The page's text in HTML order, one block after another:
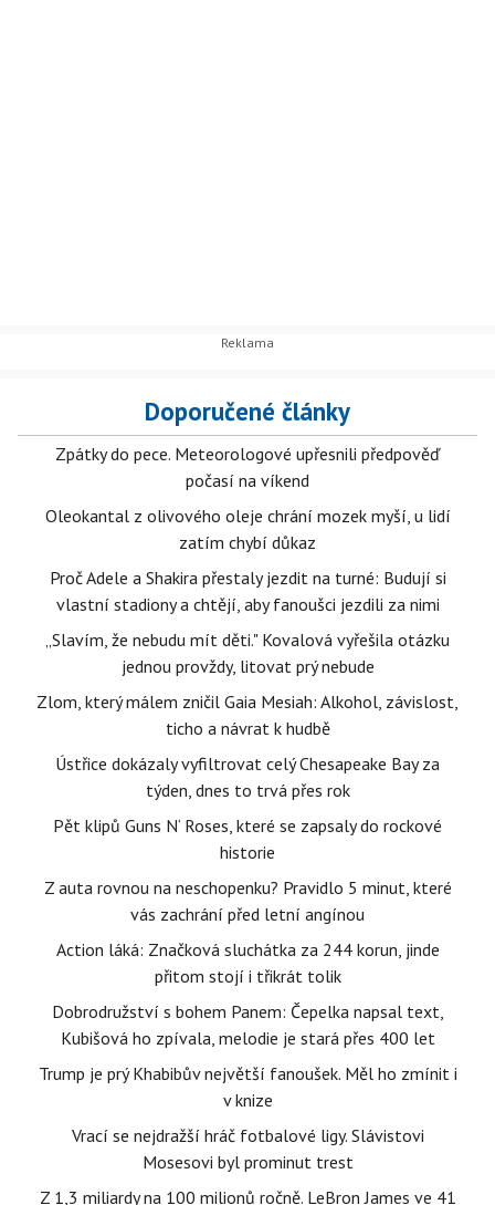
Doporučené články
Zpátky do pece. Meteorologové upřesnili předpověď
počasí na víkend
Oleokantal z olivového oleje chrání mozek myší, u lidí
zatím chybí důkaz
Proč Adele a Shakira přestaly jezdit na turné: Budují si
vlastní stadiony a chtějí, aby fanoušci jezdili za nimi
„Slavím, že nebudu mít děti." Kovalová vyřešila otázku
jednou provždy, litovat prý nebude
Zlom, který málem zničil Gaia Mesiah: Alkohol, závislost,
ticho a návrat k hudbě
Ústřice dokázaly vyfiltrovat celý Chesapeake Bay za
týden, dnes to trvá přes rok
Pět klipů Guns N‘ Roses, které se zapsaly do rockové
historie
Z auta rovnou na neschopenku? Pravidlo 5 minut, které
vás zachrání před letní angínou
Action láká: Značková sluchátka za 244 korun, jinde
přitom stojí i třikrát tolik
Dobrodružství s bohem Panem: Čepelka napsal text,
Kubišová ho zpívala, melodie je stará přes 400 let
Trump je prý Khabibův největší fanoušek. Měl ho zmínit i
v knize
Vrací se nejdražší hráč fotbalové ligy. Slávistovi
Mosesovi byl prominut trest
Z 1,3 miliardy na 100 milionů ročně. LeBron James ve 41